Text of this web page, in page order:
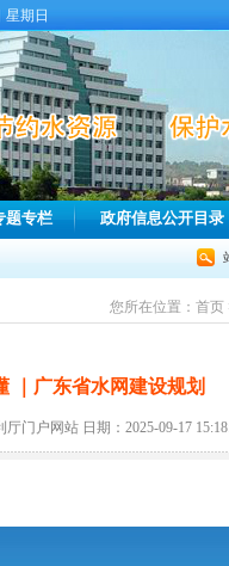
星期日
题专栏 政府信息公开目录
您所在位置： 首页
｜广东省水网建设规划
门户网站 日期：2025-09-17